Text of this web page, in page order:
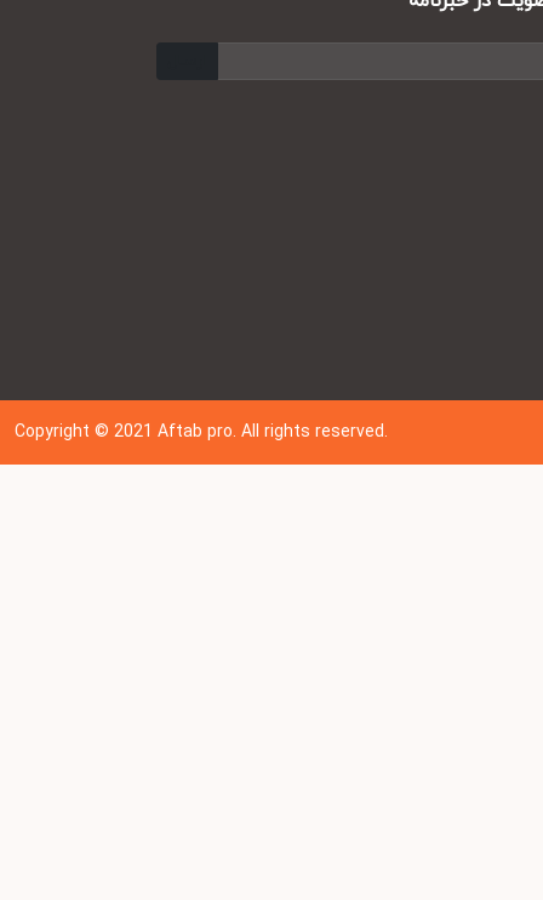
Copyright © 202 1Aftab pro. All rights reserved.